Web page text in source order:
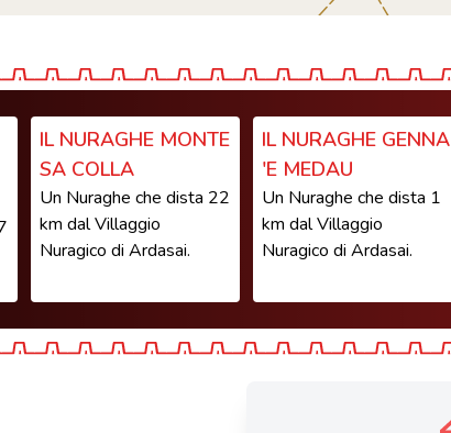
IL NURAGHE MONTE
SA COLLA
Un Nuraghe che dista 22
km dal Villaggio
Nuragico di Ardasai.
IL NURAGHE GENNA
'E MEDAU
Un Nuraghe che dista 1
km dal Villaggio
Nuragico di Ardasai.